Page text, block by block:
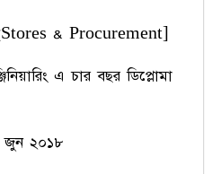
(Stores & Procurement]
এ চার বছর ডিপ্লোমা
জুন ২০১৮